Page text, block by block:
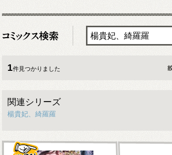
1件見つかりました
関連シリーズ
楊貴妃、綺羅羅